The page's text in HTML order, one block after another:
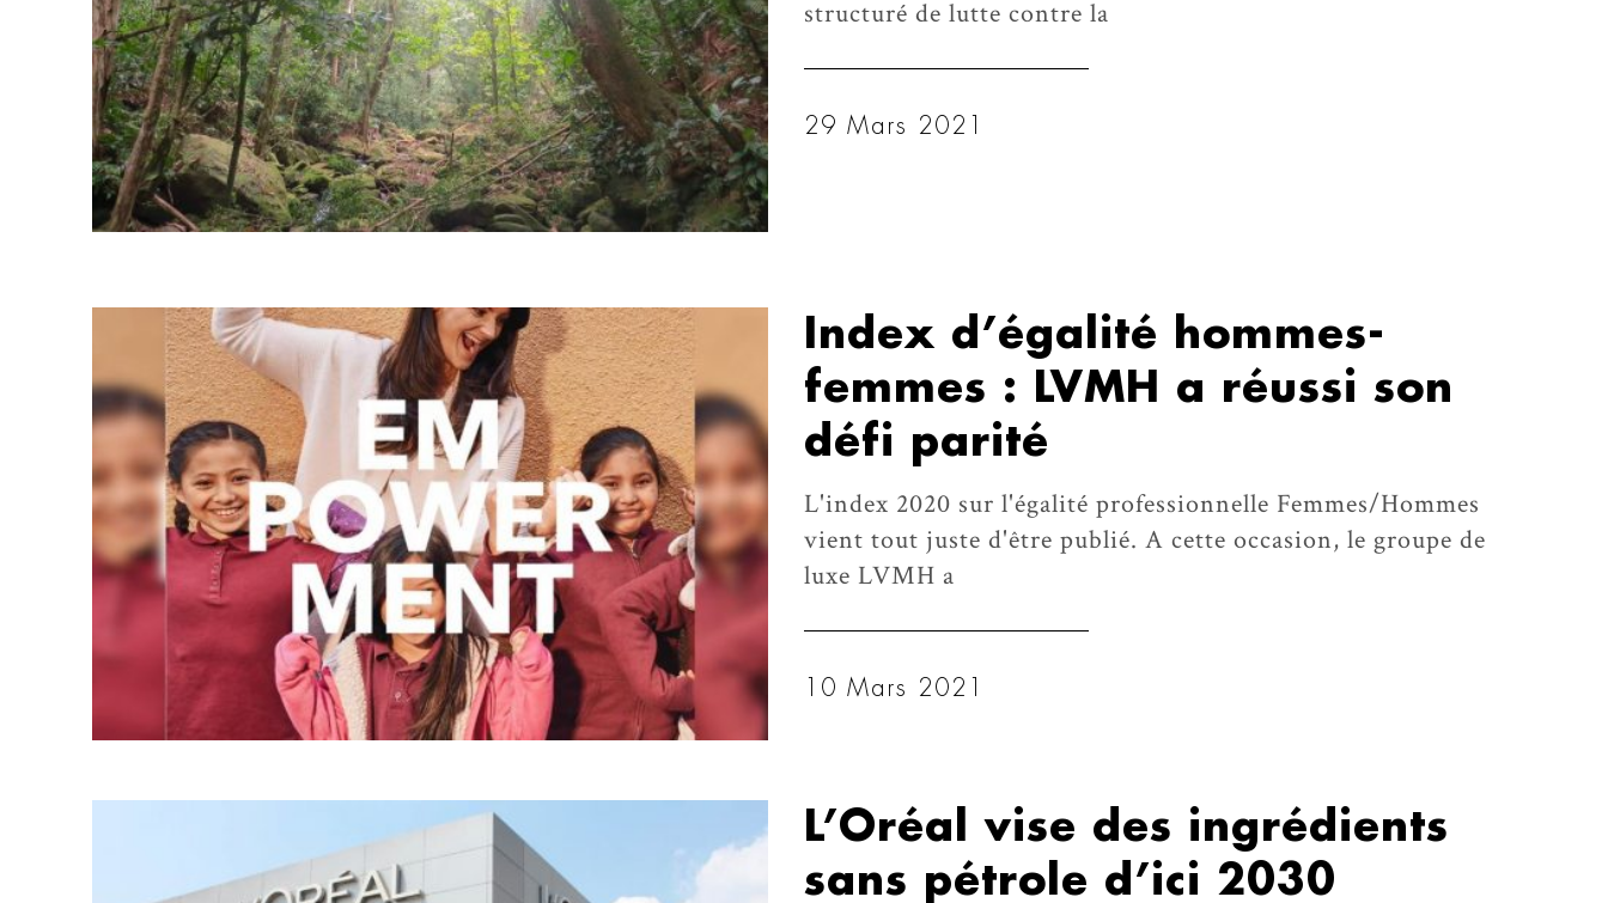
structuré de lutte contre la
29 Mars 2021
Index d’égalité hommes-
femmes : LVMH a réussi son
défi parité
L'index 2020 sur l'égalité professionnelle Femmes/Hommes
vient tout juste d'être publié. A cette occasion, le groupe de
luxe LVMH a
10 Mars 2021
L’Oréal vise des ingrédients
sans pétrole d’ici 2030